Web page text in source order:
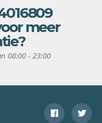
meer
08:00 - 23:00